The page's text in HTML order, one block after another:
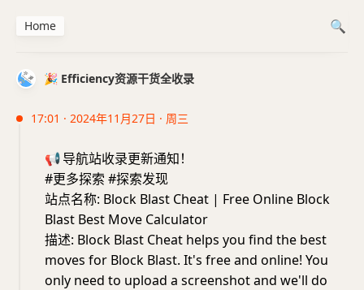
🎉 Efficiency资源干货全收录
17:01 · 2024年11月27日 · 周三
📢导航站收录更新通知！
#更多探索 #探索发现
站点名称: Block Blast Cheat | Free Online Block
Blast Best Move Calculator
描述: Block Blast Cheat helps you find the best
moves for Block Blast. It's free and online! You
only need to upload a screenshot and we'll do
Home